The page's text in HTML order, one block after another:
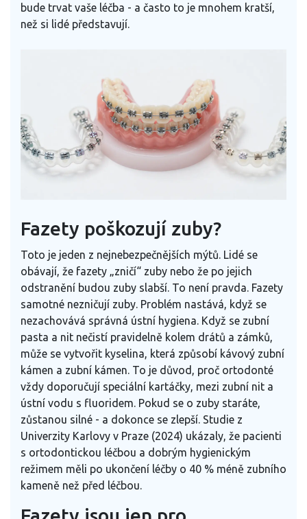
bude trvat vaše léčba - a často to je mnohem kratší,
než si lidé představují.
Fazety poškozují zuby?
Toto je jeden z nejnebezpečnějších mýtů. Lidé se
obávají, že fazety „zničí“ zuby nebo že po jejich
odstranění budou zuby slabší. To není pravda. Fazety
samotné nezničují zuby. Problém nastává, když se
nezachovává správná ústní hygiena. Když se zubní
pasta a nit nečistí pravidelně kolem drátů a zámků,
může se vytvořit kyselina, která způsobí kávový zubní
kámen a zubní kámen. To je důvod, proč ortodonté
vždy doporučují speciální kartáčky, mezi zubní nit a
ústní vodu s fluoridem. Pokud se o zuby staráte,
zůstanou silné - a dokonce se zlepší. Studie z
Univerzity Karlovy v Praze (2024) ukázaly, že pacienti
s ortodontickou léčbou a dobrým hygienickým
režimem měli po ukončení léčby o 40 % méně zubního
kameně než před léčbou.